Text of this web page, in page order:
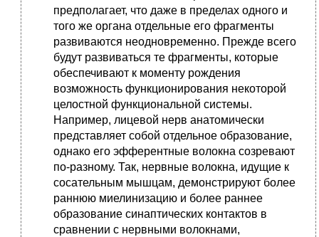
предполагает, что даже в пределах одного и
того же органа отдельные его фрагменты
развиваются неодновременно. Прежде всего
будут развиваться те фрагменты, которые
обеспечивают к моменту рождения
возможность функционирования некоторой
целостной функциональной системы.
Например, лицевой нерв анатомически
представляет собой отдельное образование,
однако его эфферентные волокна созревают
по-разному. Так, нервные волокна, идущие к
сосательным мышцам, демонстрируют более
раннюю миелинизацию и более раннее
образование синаптических контактов в
сравнении с нервными волокнами,